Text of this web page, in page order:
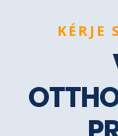
KÉRJE